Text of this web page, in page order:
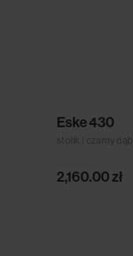
Eske 430
stolik | czarny dąb
2,160.00zł